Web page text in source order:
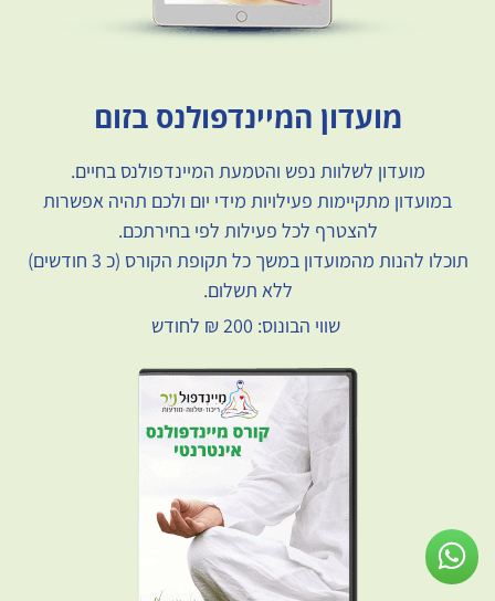
מועדון המיינדפולנס בזום
מועדון לשלוות נפש והטמעת המיינדפולנס בחיים.
במועדון מתקיימות פעילויות מידי יום ולכם תהיה אפשרות
להצטרף לכל פעילות לפי בחירתכם.
תוכלו להנות מהמועדון במשך כל תקופת הקורס (כ 3 חודשים)
ללא תשלום.
שווי הבונוס: 200 ₪ לחודש